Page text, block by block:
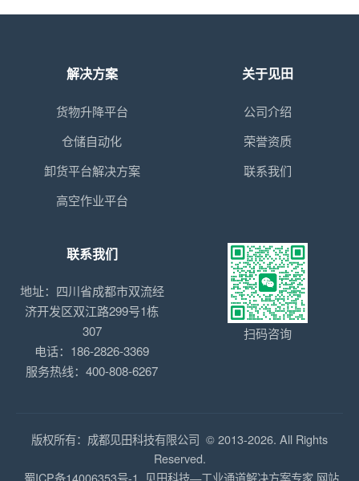
解决方案
货物升降平台
仓储自动化
卸货平台解决方案
高空作业平台
关于见田
公司介绍
荣誉资质
联系我们
联系我们
地址：四川省成都市双流经
济开发区双江路299号1栋
307
电话：186-2826-3369
服务热线：400-808-6267
扫码咨询
版权所有：成都见田科技有限公司 © 2013-2026. All Rights
Reserved.
蜀ICP备14006353号-1
见田科技—工业通道解决方案专家 网站